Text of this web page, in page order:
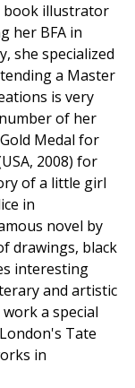
book illustrator
her BFA in
she specialized
a Master
is very
of her
Medal for
2008) for
of a little girl
in
novel by
drawings, black
interesting
and artistic
a special
Tate
in